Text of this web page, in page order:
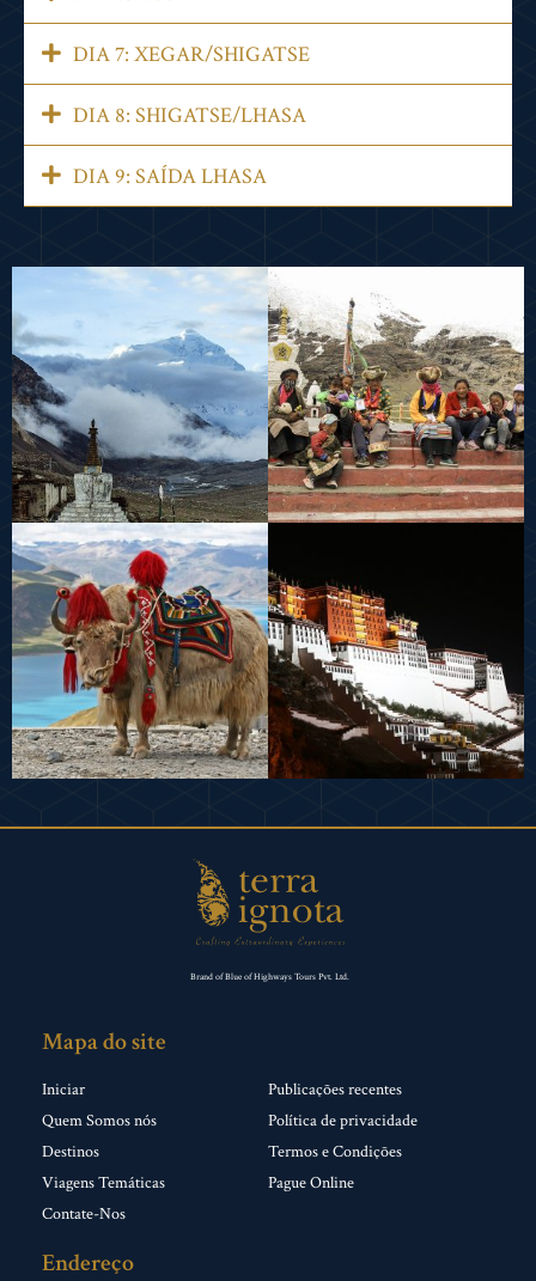
DIA 7: XEGAR/SHIGATSE
DIA 8: SHIGATSE/LHASA
DIA 9: SAÍDA LHASA
Brand of Blue of Highways Tours Pvt. Ltd.
Mapa do site
Iniciar
Quem Somos nós
Destinos
Viagens Temáticas
Contate-Nos
Publicações recentes
Política de privacidade
Termos e Condições
Pague Online
Endereço